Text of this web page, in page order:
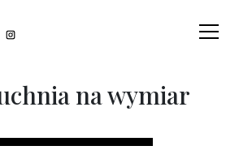
na wymiar